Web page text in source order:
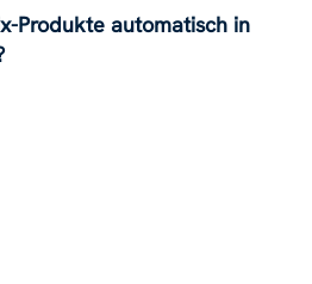
Produkte automatisch in